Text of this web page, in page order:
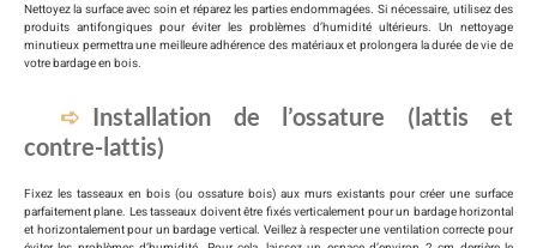
Nettoyez la surface avec soin et réparez les parties endommagées. Si nécessaire, utilisez des
produits antifongiques pour éviter les problèmes d’humidité ultérieurs. Un nettoyage
minutieux permettra une meilleure adhérence des matériaux et prolongera la durée de vie de
votre bardage en bois.
Installation de l’ossature (lattis et
contre-lattis)
Fixez les tasseaux en bois (ou ossature bois) aux murs existants pour créer une surface
parfaitement plane. Les tasseaux doivent être fixés verticalement pour un bardage horizontal
et horizontalement pour un bardage vertical. Veillez à respecter une ventilation correcte pour